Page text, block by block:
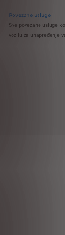
Povezane usluge
Sve povezane usluge
vozilu za unapređenje